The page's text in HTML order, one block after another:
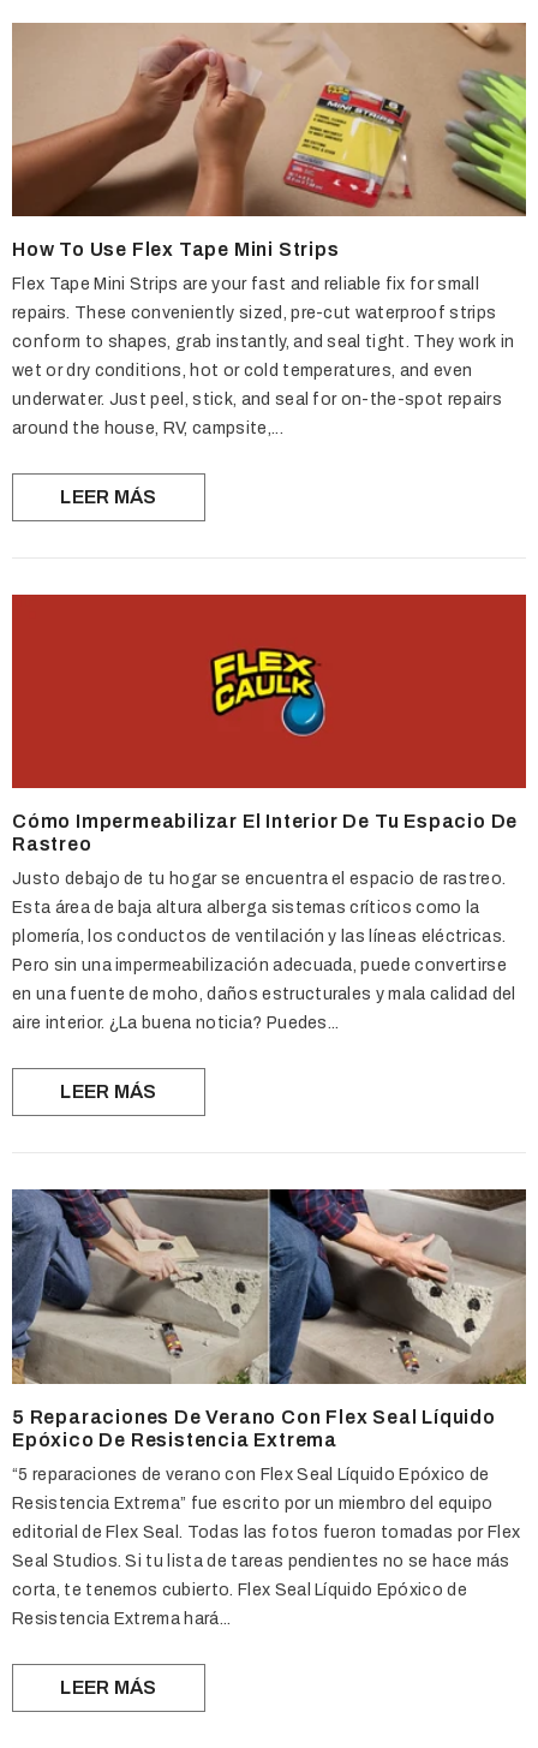
How To Use Flex Tape Mini Strips
Flex Tape Mini Strips are your fast and reliable fix for small
repairs. These conveniently sized, pre-cut waterproof strips
conform to shapes, grab instantly, and seal tight. They work in
wet or dry conditions, hot or cold temperatures, and even
underwater. Just peel, stick, and seal for on-the-spot repairs
around the house, RV, campsite,...
LEER MÁS
Cómo Impermeabilizar El Interior De Tu Espacio De
Rastreo
Justo debajo de tu hogar se encuentra el espacio de rastreo.
Esta área de baja altura alberga sistemas críticos como la
plomería, los conductos de ventilación y las líneas eléctricas.
Pero sin una impermeabilización adecuada, puede convertirse
en una fuente de moho, daños estructurales y mala calidad del
aire interior. ¿La buena noticia? Puedes...
LEER MÁS
5 Reparaciones De Verano Con Flex Seal Líquido
Epóxico De Resistencia Extrema
“5 reparaciones de verano con Flex Seal Líquido Epóxico de
Resistencia Extrema” fue escrito por un miembro del equipo
editorial de Flex Seal. Todas las fotos fueron tomadas por Flex
Seal Studios. Si tu lista de tareas pendientes no se hace más
corta, te tenemos cubierto. Flex Seal Líquido Epóxico de
Resistencia Extrema hará...
LEER MÁS